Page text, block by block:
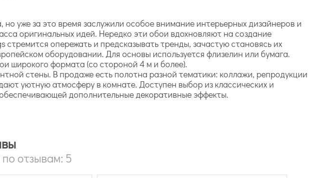
уже за это время заслужили особое внимание интерьерных дизайнеров и
оригинальных идей. Нередко эти обои вдохновляют на создание
опережать и предсказывать тренды, зачастую становясь их
оборудовании. Для основы используется флизелин или бумага.
широкого формата (со стороной 4 м и более).
стены. В продаже есть полотна разной тематики: коллажи, репродукции
уютную атмосферу в комнате. Доступен выбор из классических и
дополнительные декоративные эффекты.
отзывам: 5